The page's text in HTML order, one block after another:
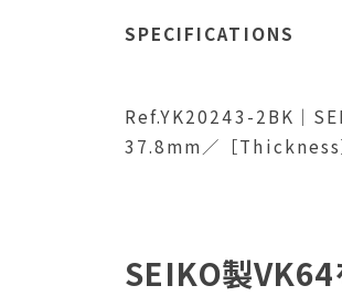
SPECIFICATIONS
Ref.YK20243-2BK｜
37.8mm／［
SEIKO製